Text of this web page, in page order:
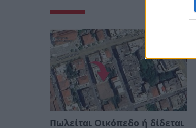
Πωλείται Οικόπεδο ή δίδεται